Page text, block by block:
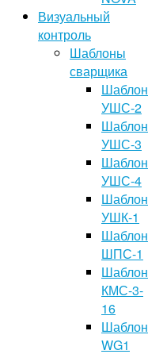
Визуальный
контроль
Шаблоны
сварщика
Шаблон
УШС-2
Шаблон
УШС-3
Шаблон
УШС-4
Шаблон
УШК-1
Шаблон
ШПС-1
Шаблон
КМС-3-
16
Шаблон
WG1